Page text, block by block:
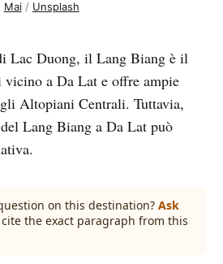
Mai / Unsplash
Lac Duong, il Lang Biang è il
a Da Lat e offre ampie
Altopiani Centrali. Tuttavia,
Lang Biang a Da Lat può
on this destination? Ask
the exact paragraph from this